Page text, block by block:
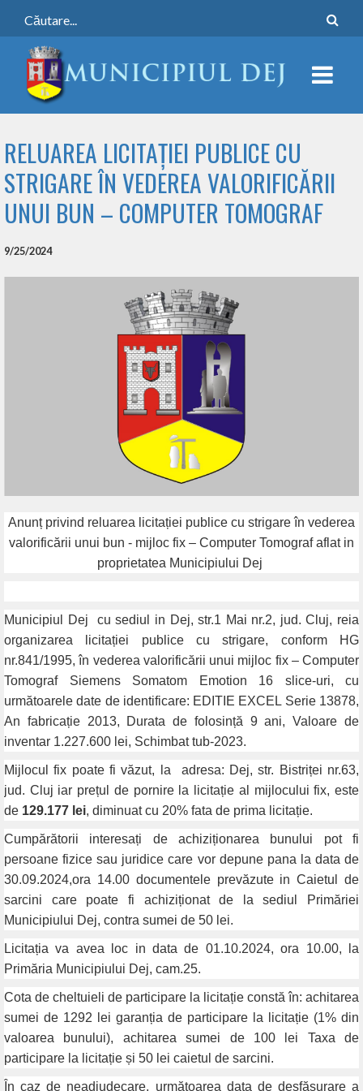
RELUAREA LICITAȚIEI PUBLICE CU
STRIGARE ÎN VEDEREA VALORIFICĂRII
UNUI BUN – COMPUTER TOMOGRAF
9/25/2024
Anunț privind reluarea licitației publice cu strigare în vederea
valorificării unui bun - mijloc fix – Computer Tomografaflat in
proprietatea Municipiului Dej
Municipiul Dej
cu sediul in Dej, str.1 Mai nr.2, jud. Cluj, reia
organizarea licitației publice cu strigare, conform HG
nr.841/1995, în vederea valorificării unui mijloc fix – Computer
Tomograf Siemens Somatom Emotion 16 slice-uri, cu
următoarele date de identificare: EDITIE EXCEL Serie 13878,
An fabricație 2013, Durata de folosință 9 ani, Valoare de
inventar 1.227.600 lei, Schimbat tub-2023.
Mijlocul fix poate fi văzut, la
adresa: Dej, str. Bistriței nr.63,
jud. Cluj iar prețul de pornire la licitație al mijlocului fix, este
de 129.177 lei, diminuat cu 20% fata de prima licitație.
Cumpărătorii interesați de achiziționarea bunului pot fi
persoane fizice sau juridice care vor depune pana la data de
30.09.2024,ora 14.00 documentele prevăzute in Caietul de
sarcini care poate fi achiziționat de la sediul Primăriei
Municipiului Dej, contra sumei de 50 lei.
Licitația va avea loc in data de 01.10.2024, ora 10.00, la
Primăria Municipiului Dej, cam.25.
Cota de cheltuieli de participare la licitație constă în: achitarea
sumei de 1292 lei garanția de participare la licitație (1% din
valoarea bunului), achitarea sumei de 100 lei Taxa de
participare la licitație și 50 lei caietul de sarcini.
În caz de neadjudecare, următoarea data de desfășurare a